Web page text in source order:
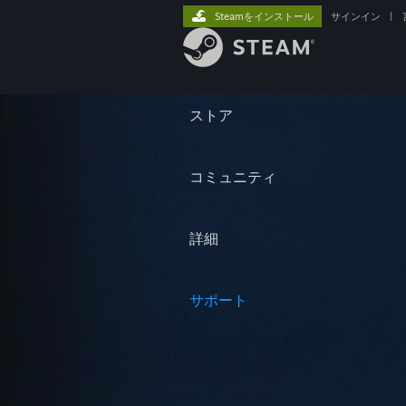
ストア
コミュニティ
詳細
サポート
Steamをインストール サインイン